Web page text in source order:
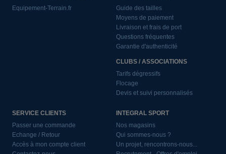
Equipement-Terrain.fr
Guide des tailles
Moyens de paiement
Livraison et frais de port
Questions fréquentes
Garantie d'authenticité
CLUBS / ASSOCIATIONS
Tarifs dégressifs
Flocage
Devis et suivi personnalisés
SERVICE CLIENTS
Passer une commande
Echange / Retour
Accès à mon compte client
INTEGRAL SPORT
Nos magasins
Qui sommes-nous ?
Un projet, rencontrons-nous...